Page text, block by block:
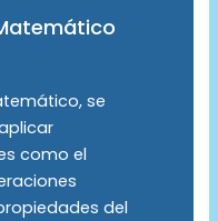
se
como el
del